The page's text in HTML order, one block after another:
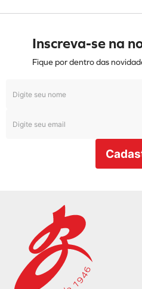
Inscreva-se na
Fique por dentro das